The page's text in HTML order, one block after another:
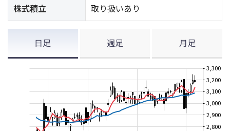
株式積立 取り扱いあり
日足 週足 月足
2,800
2,900
3,000
3,100
3,200
3,300